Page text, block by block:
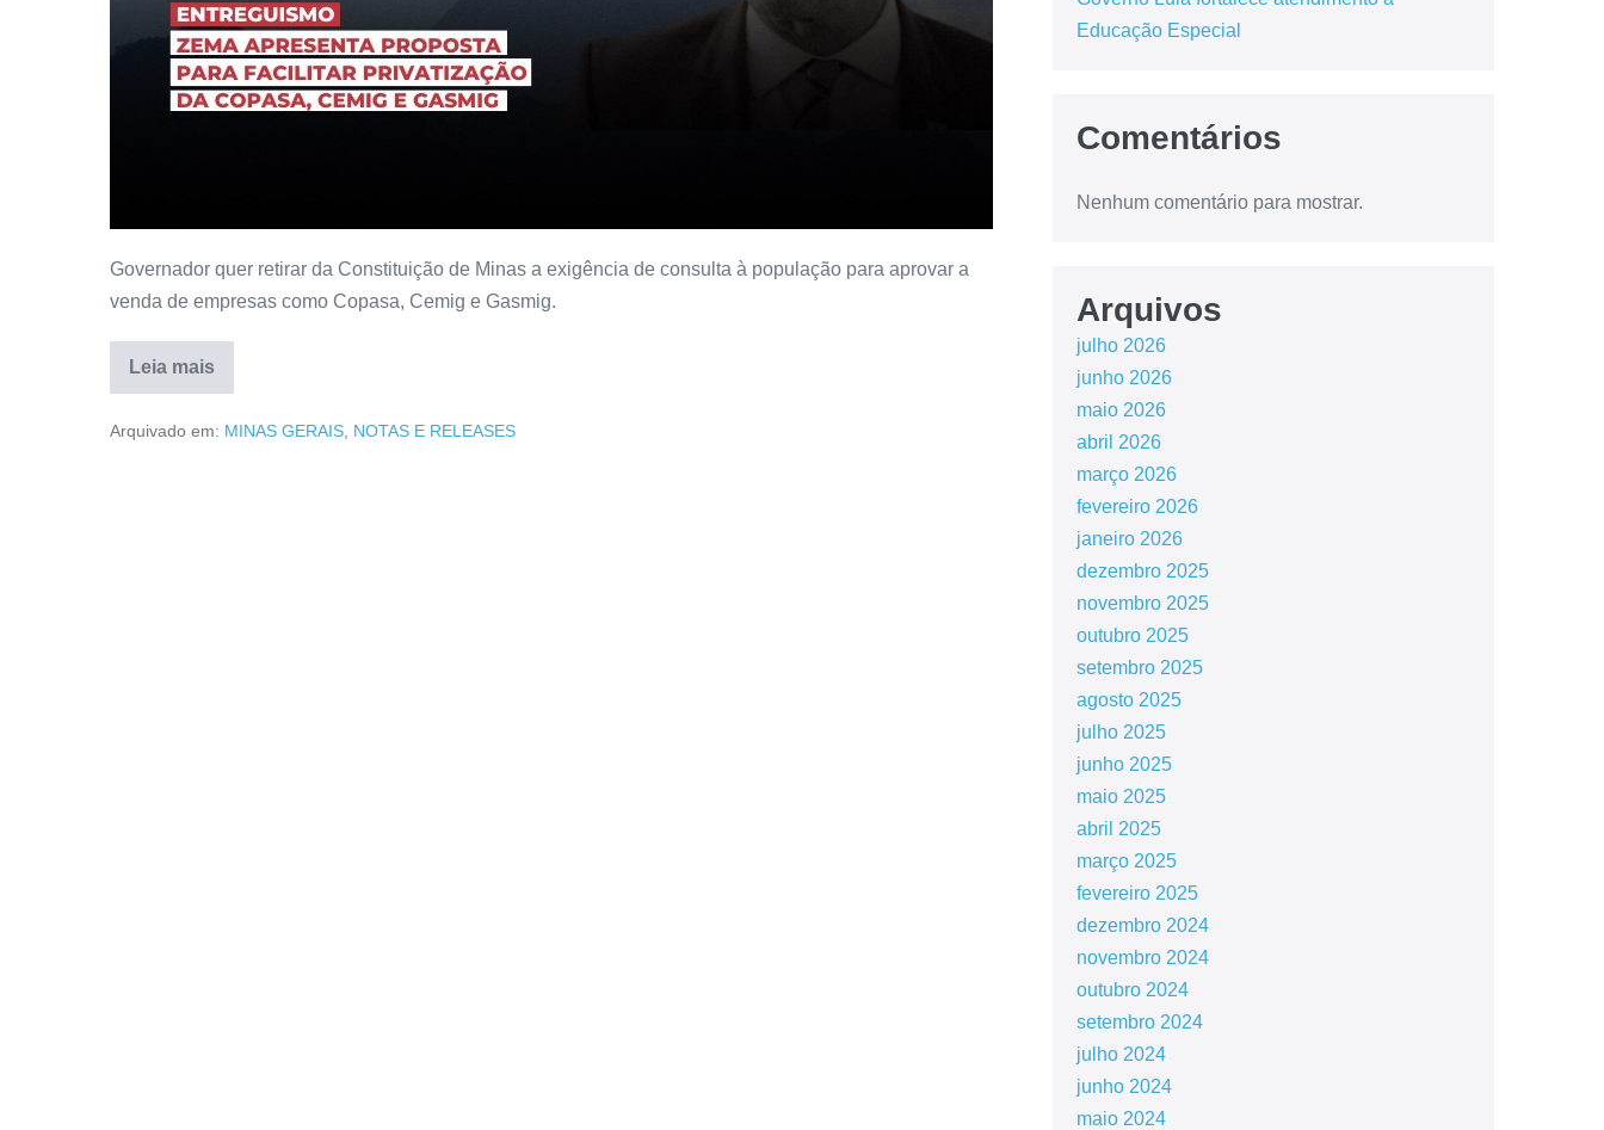
Governador quer retirar da Constituição de Minas a exigência de consulta à população para aprovar a
venda de empresas como Copasa, Cemig e Gasmig.
Leia mais
Arquivado em: MINAS GERAIS NOTAS E RELEASES
Educação Especial
Comentários
Nenhum comentário para mostrar.
Arquivos
julho 2026
junho 2026
maio 2026
abril 2026
março 2026
fevereiro 2026
janeiro 2026
dezembro 2025
novembro 2025
outubro 2025
setembro 2025
agosto 2025
julho 2025
junho 2025
maio 2025
abril 2025
março 2025
fevereiro 2025
dezembro 2024
novembro 2024
outubro 2024
setembro 2024
julho 2024
junho 2024
maio 2024